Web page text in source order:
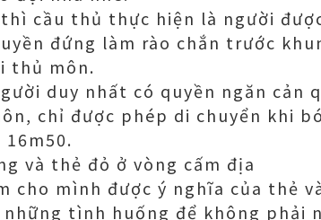
cầu thủ thực hiện là người
đứng làm rào chắn trước
thủ môn.
duy nhất có quyền ngăn cản
chỉ được phép di chuyển khi
và thẻ đỏ ở vòng cấm địa
cho mình được ý nghĩa của thẻ
tình huống để không phải